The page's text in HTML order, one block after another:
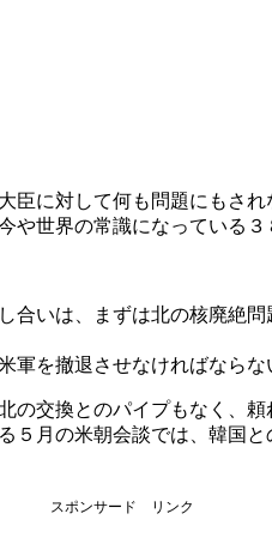
に対して何も問題にもされ
世界の常識になっている
いは、まずは北の核廃絶
を撤退させなければなら
交換とのパイプもなく、
月の米朝会談では、韓国
スポンサード リンク